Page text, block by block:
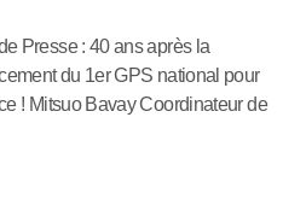
Presse : 40 ans après la
du 1er GPS national pour
! Mitsuo Bavay Coordinateur de